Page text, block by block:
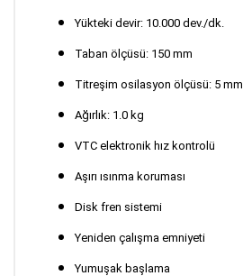
Yükteki devir: 10.000 dev./dk.
Taban ölçüsü: 150 mm
Titreşim osilasyon ölçüsü: 5 mm
Ağırlık: 1.0 kg
VTC elektronik hız kontrolü
Aşırı ısınma koruması
Disk fren sistemi
Yeniden çalışma emniyeti
Yumuşak başlama